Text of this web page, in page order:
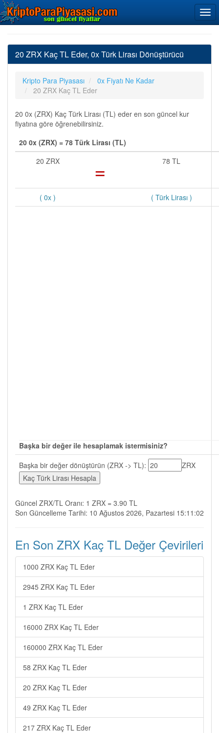
20 ZRX Kaç TL Eder, 0x Türk Lirası Dönüştürücü
Kripto Para Piyasası
0x Fiyatı Ne Kadar
20 ZRX Kaç TL Eder
20 0x (ZRX) Kaç Türk Lirası (TL) eder en son güncel kur
fiyatına göre öğrenebilirsiniz.
20 0x (ZRX) = 78 Türk Lirası (TL)
20 ZRX
= 78 TL
( 0x ) ( Türk Lirası )
Başka bir değer ile hesaplamak istermisiniz?
Başka bir değer dönüştürün (ZRX -> TL):
ZRX
Güncel ZRX/TL Oranı: 1 ZRX = 3.90 TL
Son Güncelleme Tarihi: 10 Ağustos 2026, Pazartesi 15:11:02
En Son ZRX Kaç TL Değer Çevirileri
1000 ZRX Kaç TL Eder
2945 ZRX Kaç TL Eder
1 ZRX Kaç TL Eder
16000 ZRX Kaç TL Eder
160000 ZRX Kaç TL Eder
58 ZRX Kaç TL Eder
20 ZRX Kaç TL Eder
49 ZRX Kaç TL Eder
217 ZRX Kaç TL Eder